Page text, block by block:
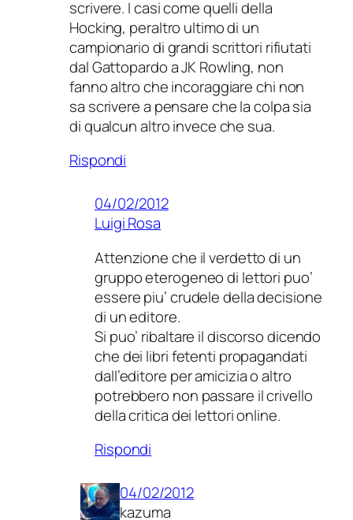
scrivere. I casi come quelli della
Hocking, peraltro ultimo di un
campionario di grandi scrittori rifiutati
dal Gattopardo a JK Rowling, non
fanno altro che incoraggiare chi non
sa scrivere a pensare che la colpa sia
di qualcun altro invece che sua.
Rispondi
04/02/2012
Luigi Rosa
Attenzione che il verdetto di un
gruppo eterogeneo di lettori puo’
essere piu’ crudele della decisione
di un editore.
Si puo’ ribaltare il discorso dicendo
che dei libri fetenti propagandati
dall’editore per amicizia o altro
potrebbero non passare il crivello
della critica dei lettori online.
Rispondi
04/02/2012
kazuma